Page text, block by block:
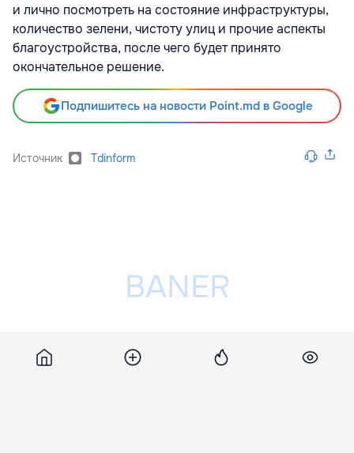
и лично посмотреть на состояние инфраструктуры,
количество зелени, чистоту улиц и прочие аспекты
благоустройства, после чего будет принято
окончательное решение.
Подпишитесь на новости Point.md в Google
Источник Tdinform